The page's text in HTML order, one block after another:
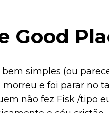
Good
bem simples (ou
e foi parar no
não fez Fisk /tipo